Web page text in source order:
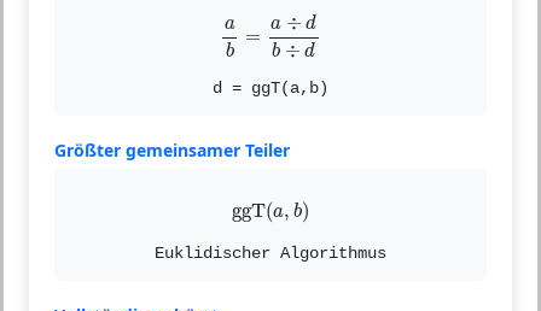
a
b
=
a ÷ d
b ÷ d
ab ÷ db ÷
d = ggT(a,b)
Größter gemeinsamer Teiler
ggT(a, b)
ggT( ,b
Euklidischer Algorithmus